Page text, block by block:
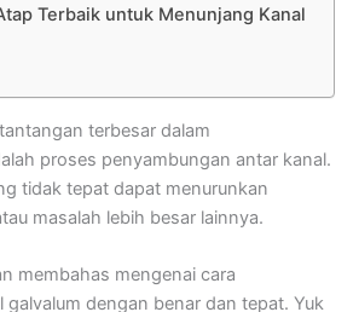
Terbaik untuk Menunjang Kanal
terbesar dalam
proses penyambungan antar kanal.
tidak tepat dapat menurunkan
masalah lebih besar lainnya.
membahas mengenai cara
galvalum dengan benar dan tepat. Yuk